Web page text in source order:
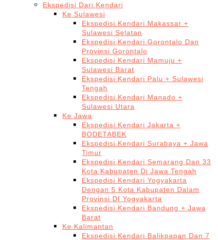
Ekspedisi Dari Kendari
Ke Sulawesi
Ekspedisi Kendari Makassar +
Sulawesi Selatan
Ekspedisi Kendari Gorontalo Dan
Provinsi Gorontalo
Ekspedisi Kendari Mamuju +
Sulawesi Barat
Ekspedisi Kendari Palu + Sulawesi
Tengah
Ekspedisi Kendari Manado +
Sulawesi Utara
Ke Jawa
Ekspedisi Kendari Jakarta +
BODETABEK
Ekspedisi Kendari Surabaya + Jawa
Timur
Ekspedisi Kendari Semarang Dan 33
Kota Kabupaten Di Jawa Tengah
Ekspedisi Kendari Yogyakarta
Dengan 5 Kota Kabupaten Dalam
Provinsi DI Yogyakarta
Ekspedisi Kendari Bandung + Jawa
Barat
Ke Kalimantan
Ekspedisi Kendari Balikpapan Dan 7